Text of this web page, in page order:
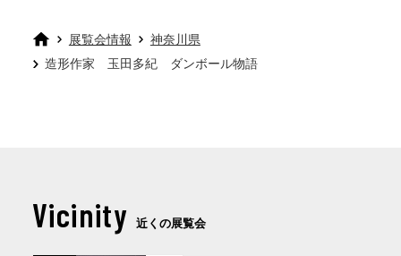
展覧会情報
神奈川県
造形作家 玉田多紀 ダンボール物語
Vicinity 近くの展覧会